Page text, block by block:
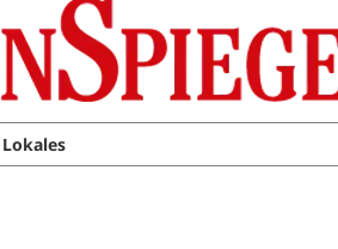
Lokales